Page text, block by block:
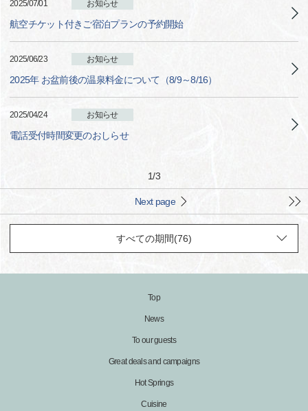
2025/07/01 お知らせ
航空チケット付きご宿泊プランの予約開始
2025/06/23 お知らせ
2025年 お盆前後の温泉料金について（8/9～8/16）
2025/04/24 お知らせ
電話受付時間変更のおしらせ
1/3
Next page
Top
News
To our guests
Great deals and campaigns
Hot Springs
Cuisine